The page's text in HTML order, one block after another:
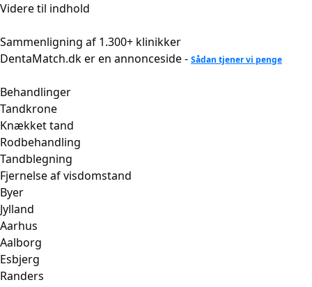
Videre til indhold
Sammenligning af 1.300+ klinikker
DentaMatch.dk er en annonceside - Sådan tjener vi penge
Behandlinger
Tandkrone
Knækket tand
Rodbehandling
Tandblegning
Fjernelse af visdomstand
Byer
Jylland
Aarhus
Aalborg
Esbjerg
Randers